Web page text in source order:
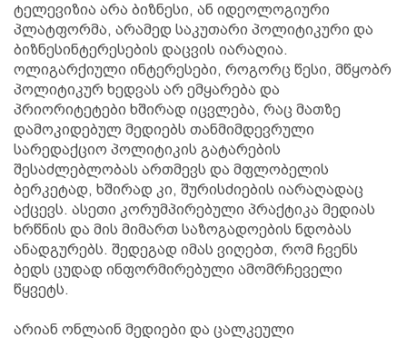
ტელევიზია არა ბიზნესი, ან იდეოლოგიური
პლატფორმა, არამედ საკუთარი პოლიტიკური და
ბიზნესინტერესების დაცვის იარაღია.
ოლიგარქიული ინტერესები, როგორც წესი, მწყობრ
პოლიტიკურ ხედვას არ ემყარება და
პრიორიტეტები ხშირად იცვლება, რაც მათზე
დამოკიდებულ მედიებს თანმიმდევრული
სარედაქციო პოლიტიკის გატარების
შესაძლებლობას ართმევს და მფლობელის
ბერკეტად, ხშირად კი, შურისძიების იარაღადაც
აქცევს. ასეთი კორუმპირებული პრაქტიკა მედიას
ხრწნის და მის მიმართ საზოგადოების ნდობას
ანადგურებს. შედეგად იმას ვიღებთ, რომ ჩვენს
ბედს ცუდად ინფორმირებული ამომრჩეველი
წყვეტს.
არიან ონლაინ მედიები და ცალკეული